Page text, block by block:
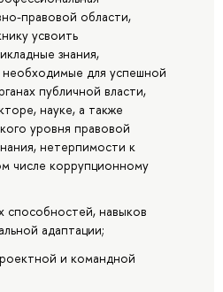
правовой области,
усвоить
знания,
для успешной
публичной власти,
науке, а также
уровня правовой
нетерпимости к
числе коррупционному
способностей, навыков
адаптации;
и командной